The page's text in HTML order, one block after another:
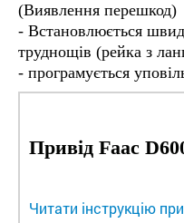
(Виявлення перешкод)
- Встановлюється
труднощів (рейка з
- програмується
Привід Faac
Читати інструкцію